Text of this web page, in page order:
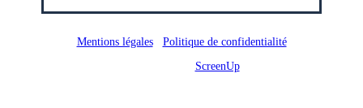
Mentions légales/ Politique de confidentialité
ScreenUp